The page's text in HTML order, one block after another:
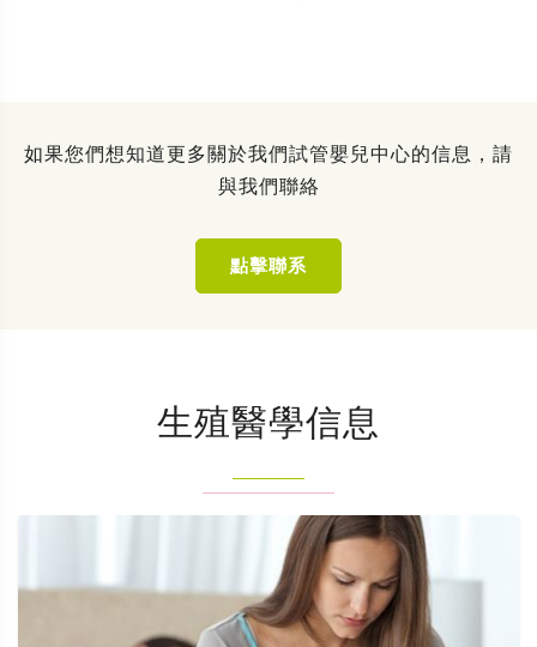
如果您們想知道更多關於我們試管嬰兒中心的信息，請
與我們聯絡
點擊聯系
生殖醫學信息